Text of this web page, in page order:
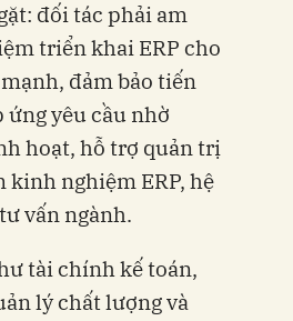
đối tác phải am
triển khai ERP cho
đảm bảo tiến
ứng yêu cầu nhờ
hoạt, hỗ trợ quản trị
nghiệm ERP, hệ
vấn ngành.
tài chính kế toán,
lý chất lượng và